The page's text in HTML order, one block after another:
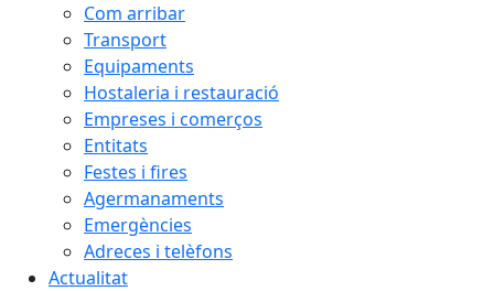
Com arribar
Transport
Equipaments
Hostaleria i restauració
Empreses i comerços
Entitats
Festes i fires
Agermanaments
Emergències
Adreces i telèfons
Actualitat